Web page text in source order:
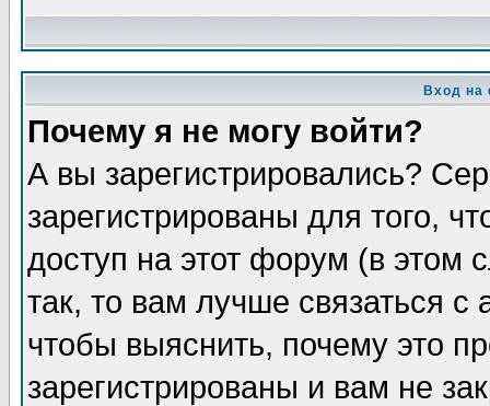
Вход на
Почему я не могу войти?
А вы зарегистрировались?
зарегистрированы для того,
доступ на этот форум (в этом
так, то вам лучше связаться
чтобы выяснить, почему это
зарегистрированы и вам не